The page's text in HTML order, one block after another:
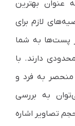
عنوان بهترین
لازم برای
پست‌ها به شما
دارند. با
منحصر به فرد و
به بررسی
تصاویر اشاره